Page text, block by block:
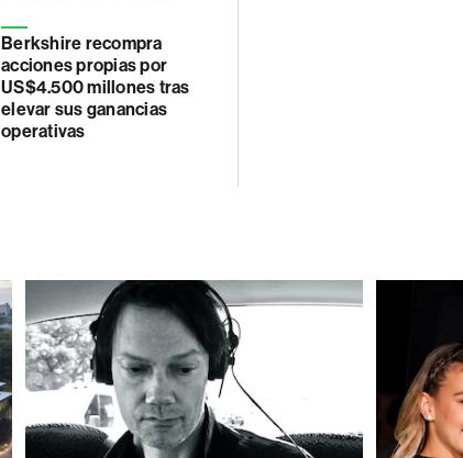
Berkshire recompra
acciones propias por
US$4.500 millones tras
elevar sus ganancias
operativas